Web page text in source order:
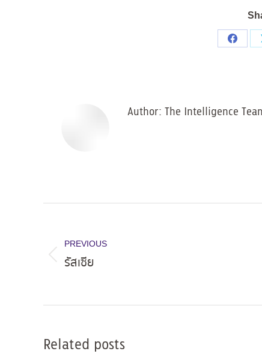
Share
Author: The Intelligence
navigation
PREVIOUS
Previous
รัสเซีย
Related posts